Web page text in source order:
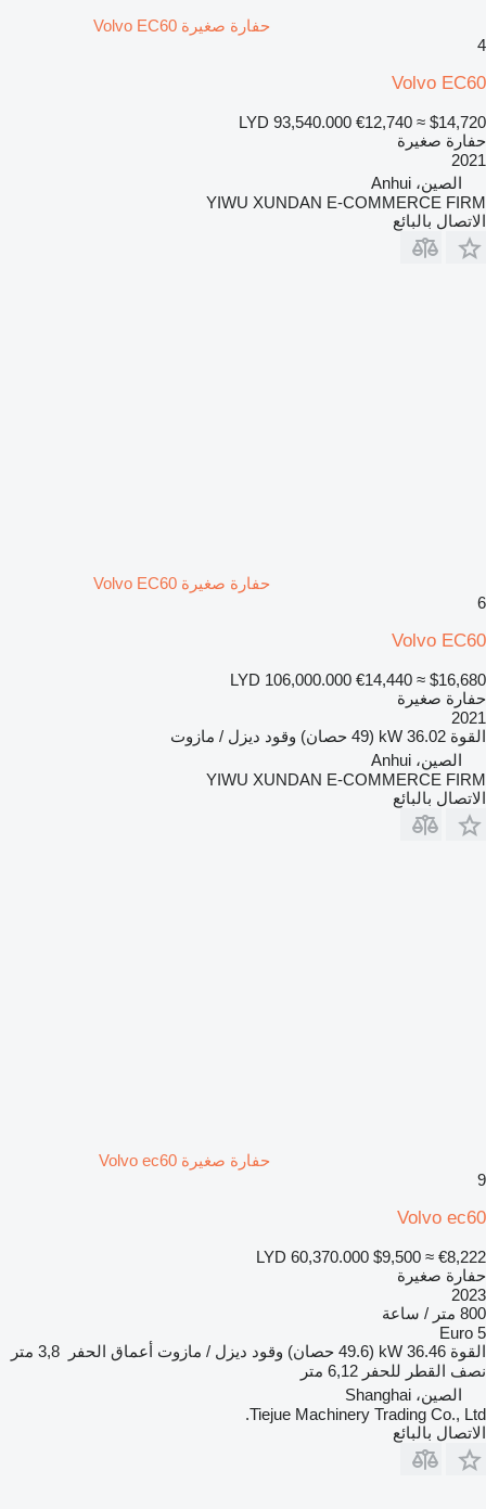
حفارة صغيرة Volvo EC60
4
Volvo EC60
LYD 93,540.000 €12,740 ≈ $14,720
حفارة صغيرة
2021
الصين، Anhui
YIWU XUNDAN E-COMMERCE FIRM
الاتصال بالبائع
حفارة صغيرة Volvo EC60
6
Volvo EC60
LYD 106,000.000 €14,440 ≈ $16,680
حفارة صغيرة
2021
القوة 36.02 kW (49 حصان) وقود ديزل / مازوت
الصين، Anhui
YIWU XUNDAN E-COMMERCE FIRM
الاتصال بالبائع
حفارة صغيرة Volvo ec60
9
Volvo ec60
LYD 60,370.000 $9,500 ≈ €8,222
حفارة صغيرة
2023
800 متر / ساعة
Euro 5
القوة 36.46 kW (49.6 حصان) وقود ديزل / مازوت أعماق الحفر
3,8 متر
نصف القطر للحفر 6,12 متر
الصين، Shanghai
Tiejue Machinery Trading Co., Ltd.
الاتصال بالبائع